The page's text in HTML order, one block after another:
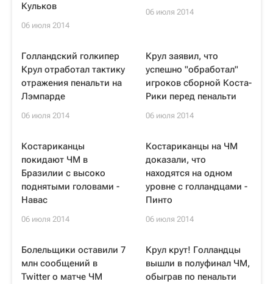
Кульков
06 июля 2014
06 июля 2014
Голландский голкипер
Крул отработал тактику
отражения пенальти на
Лэмпарде
06 июля 2014
Крул заявил, что
успешно "обработал"
игроков сборной Коста-
Рики перед пенальти
06 июля 2014
Костариканцы
покидают ЧМ в
Бразилии с высоко
поднятыми головами -
Навас
06 июля 2014
Костариканцы на ЧМ
доказали, что
находятся на одном
уровне с голландцами -
Пинто
06 июля 2014
Болельщики оставили 7
млн сообщений в
Twitter о матче ЧМ
Крул крут! Голландцы
вышли в полуфинал ЧМ,
обыграв по пенальти